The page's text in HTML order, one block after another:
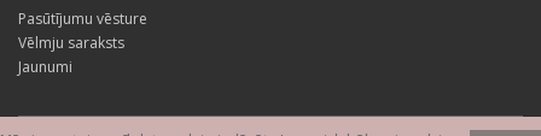
Pasūtījumu vēsture
Vēlmju saraksts
Jaunumi